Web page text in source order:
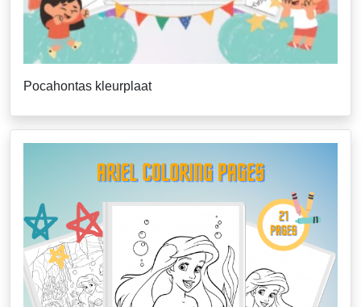
Pocahontas kleurplaat